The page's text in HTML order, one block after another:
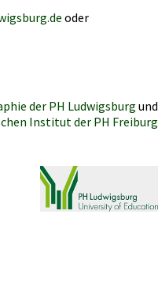
oder
der PH Ludwigsburg und
Institut der PH Freiburg